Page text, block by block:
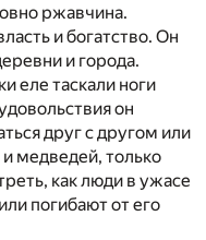
ржавчина.
и богатство. Он
и города.
еле таскали ноги
он
друг с другом или
и медведей, только
как люди в ужасе
погибают от его